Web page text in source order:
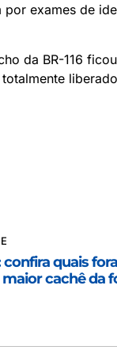
por exames de
da BR-116
confira quais
cachê da